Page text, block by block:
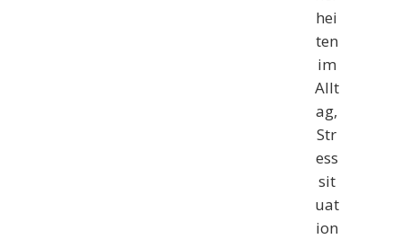
hei
ten
im
Allt
ag,
Str
ess
sit
uat
ion